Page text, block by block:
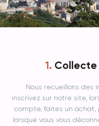
Nous recueillons des
inscrivez sur notre site,
compte, faites un achat,
lorsque vous vous